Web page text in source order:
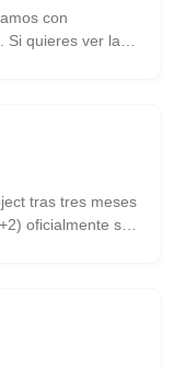
con
tras tres meses